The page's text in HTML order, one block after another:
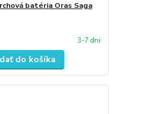
batéria Oras Saga
3-7 dni
do košíka